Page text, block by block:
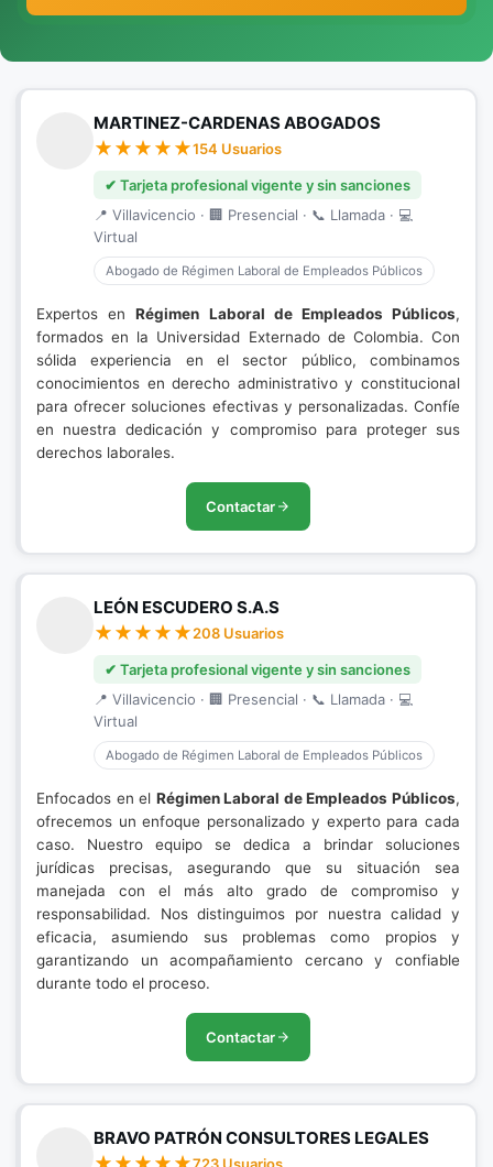
MARTINEZ-CARDENAS ABOGADOS
154 Usuarios
✔ Tarjeta profesional vigente y sin sanciones
📍 Villavicencio · 🏢 Presencial · 📞 Llamada · 💻
Virtual
Abogado de Régimen Laboral de Empleados Públicos
Expertos enRégimen Laboral de Empleados Públicos,
formados en la Universidad Externado de Colombia. Con
sólida experiencia en el sector público, combinamos
conocimientos en derecho administrativo y constitucional
para ofrecer soluciones efectivas y personalizadas. Confíe
en nuestra dedicación y compromiso para proteger sus
derechos laborales.
Contactar
LEÓN ESCUDERO S.A.S
208 Usuarios
✔ Tarjeta profesional vigente y sin sanciones
📍 Villavicencio · 🏢 Presencial · 📞 Llamada · 💻
Virtual
Abogado de Régimen Laboral de Empleados Públicos
Enfocados en el Régimen Laboral de Empleados Públicos,
ofrecemos un enfoque personalizado y experto para cada
caso. Nuestro equipo se dedica a brindar soluciones
jurídicas precisas, asegurando que su situación sea
manejada con el más alto grado de compromiso y
responsabilidad. Nos distinguimos por nuestra calidad y
eficacia, asumiendo sus problemas como propios y
garantizando un acompañamiento cercano y confiable
durante todo el proceso.
Contactar
BRAVO PATRÓN CONSULTORES LEGALES